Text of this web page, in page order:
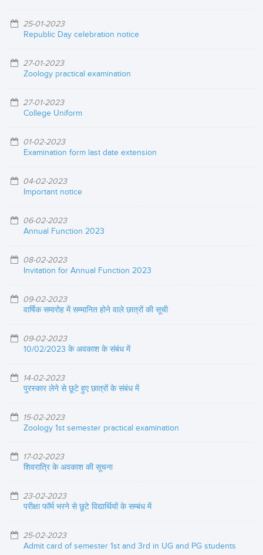
25-01-2023
Republic Day celebration notice
27-01-2023
Zoology practical examination
27-01-2023
College Uniform
01-02-2023
Examination form last date extension
04-02-2023
Important notice
06-02-2023
Annual Function 2023
08-02-2023
Invitation for Annual Function 2023
09-02-2023
वार्षिक समारोह में सम्मानित होने वाले छात्रों की सूची
09-02-2023
10/02/2023 के अवकाश के संबंध में
14-02-2023
पुरस्कार लेने से छूटे हुए छात्रों के संबंध में
15-02-2023
Zoology 1st semester practical examination
17-02-2023
शिवरात्रि के अवकाश की सूचना
23-02-2023
परीक्षा फॉर्म भरने से छूटे विद्यार्थियों के सम्बंध में
25-02-2023
Admit card of semester 1st and 3rd in UG and PG students